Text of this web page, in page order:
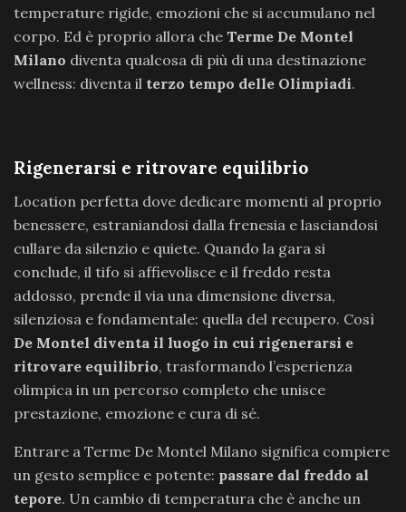
temperature rigide, emozioni che si accumulano nel
corpo. Ed è proprio allora che Terme De Montel
Milano diventa qualcosa di più di una destinazione
wellness: diventa il terzo tempo delle Olimpiadi.
Rigenerarsi e ritrovare equilibrio
Location perfetta dove dedicare momenti al proprio
benessere, estraniandosi dalla frenesia e lasciandosi
cullare da silenzio e quiete. Quando la gara si
conclude, il tifo si affievolisce e il freddo resta
addosso, prende il via una dimensione diversa,
silenziosa e fondamentale: quella del recupero. Così
De Montel diventa il luogo in cui rigenerarsi e
ritrovare equilibrio, trasformando l’esperienza
olimpica in un percorso completo che unisce
prestazione, emozione e cura di sé.
Entrare a Terme De Montel Milano significa compiere
un gesto semplice e potente: passare dal freddo al
tepore. Un cambio di temperatura che è anche un